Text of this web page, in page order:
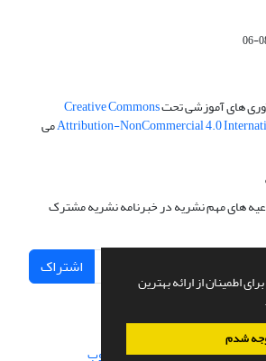
اطمینان از ارائه بهترین
شدم
های آموزشی تحتCreative Commons
Attribution-NonCommercial 4.0می
های مهم نشریه در خبرنامه نشریه مشترک
اشتراک
علمی.طراحی و پیاده سازی از سیناوب